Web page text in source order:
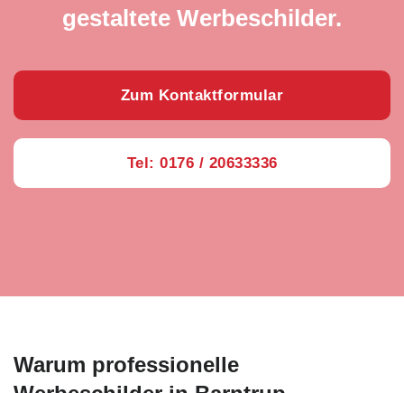
gestaltete Werbeschilder.
Zum Kontaktformular
Tel: 0176 / 20633336
Warum professionelle